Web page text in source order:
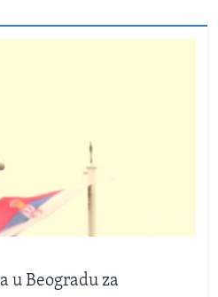
u Beogradu za